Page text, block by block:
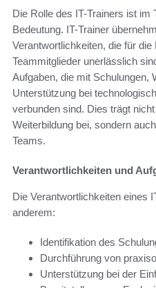
Die Rolle des IT-Trainers ist im
Bedeutung. IT-Trainer
Verantwortlichkeiten, die für
Teammitglieder unerlässlich
Aufgaben, die mit Schulungen,
Unterstützung bei
verbunden sind. Dies trägt
Weiterbildung bei, sondern
Teams.
Verantwortlichkeiten und
Die Verantwortlichkeiten eines
anderem:
Identifikation des
Durchführung von
Unterstützung bei der